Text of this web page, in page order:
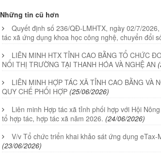
Những tin cũ hơn
Quyết định số 236/QĐ-LMHTX, ngày 02/7/
tác xã ứng dụng khoa học công nghệ, chuyển đổi
LIÊN MINH HTX TỈNH CAO BẰNG TỔ CHỨC
NỐI THỊ TRƯỜNG TẠI THANH HÓA VÀ NGHỆ AN
LIÊN MINH HỢP TÁC XÃ TỈNH CAO BẰNG VÀ
QUY CHẾ PHỐI HỢP (25/06/2026)
Liên minh Hợp tác xã tỉnh phối hợp với Hội
tổ hợp tác, hợp tác xã năm 2026. (24/06/2026)
V/v Tổ chức triển khai khảo sát ứng dụng
(23/06/2026)